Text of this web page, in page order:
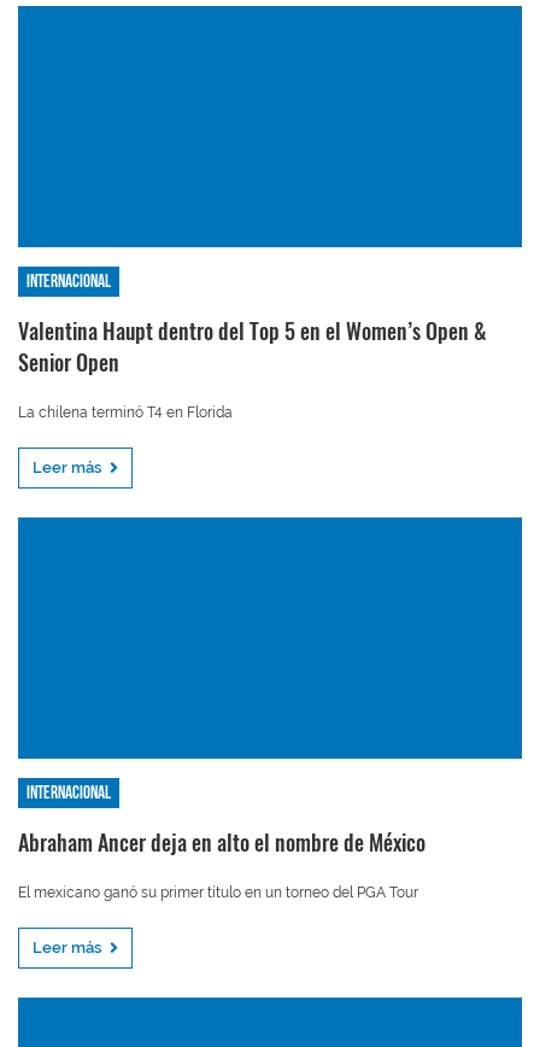
Internacional
Valentina Haupt dentro del Top 5 en el Women’s Open &
Senior Open
La chilena terminó T4 en Florida
Leer más
Internacional
Abraham Ancer deja en alto el nombre de México
El mexicano ganó su primer título en un torneo del PGA Tour
Leer más